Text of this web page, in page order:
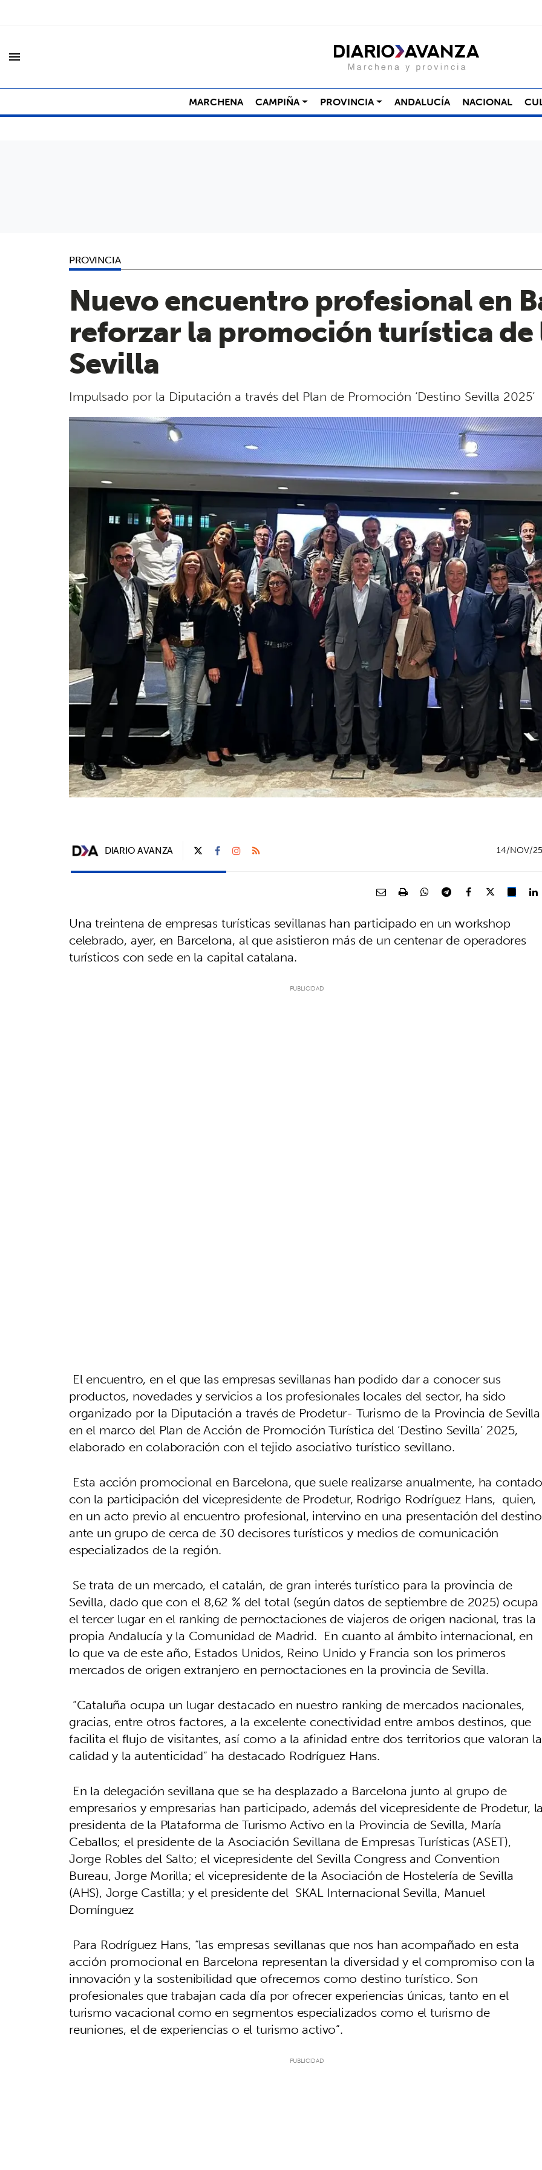
menu
MARCHENA CAMPIÑA PROVINCIA ANDALUCÍA NACIONAL
PROVINCIA
Nuevo encuentro profesional en
reforzar la promoción turística
Sevilla
Impulsado por la Diputación a través del Plan de Promoción ‘Destino Sevilla 2025’
DIARIO AVANZA 14/NOV/25
Una treintena de empresas turísticas sevillanas han participado en un workshop
celebrado, ayer, en Barcelona, al que asistieron más de un centenar de operadores
turísticos con sede en la capital catalana.
El encuentro, en el que las empresas sevillanas han podido dar a conocer sus
productos, novedades y servicios a los profesionales locales del sector, ha sido
organizado por la Diputación a través de Prodetur- Turismo de la Provincia de Sevilla
en el marco del Plan de Acción de Promoción Turística del ‘Destino Sevilla’ 2025,
elaborado en colaboración con el tejido asociativo turístico sevillano.
Esta acción promocional en Barcelona, que suele realizarse anualmente, ha contado
con la participación del vicepresidente de Prodetur, Rodrigo Rodríguez Hans, quien,
en un acto previo al encuentro profesional, intervino en una presentación del destino
ante un grupo de cerca de 30 decisores turísticos y medios de comunicación
especializados de la región.
Se trata de un mercado, el catalán, de gran interés turístico para la provincia de
Sevilla, dado que con el 8,62 % del total (según datos de septiembre de 2025) ocupa
el tercer lugar en el ranking de pernoctaciones de viajeros de origen nacional, tras la
propia Andalucía y la Comunidad de Madrid. En cuanto al ámbito internacional, en
lo que va de este año, Estados Unidos, Reino Unido y Francia son los primeros
mercados de origen extranjero en pernoctaciones en la provincia de Sevilla.
“Cataluña ocupa un lugar destacado en nuestro ranking de mercados nacionales,
gracias, entre otros factores, a la excelente conectividad entre ambos destinos, que
facilita el flujo de visitantes, así como a la afinidad entre dos territorios que valoran la
calidad y la autenticidad” ha destacado Rodríguez Hans.
En la delegación sevillana que se ha desplazado a Barcelona junto al grupo de
empresarios y empresarias han participado, además del vicepresidente de Prodetur,
presidenta de la Plataforma de Turismo Activo en la Provincia de Sevilla, María
Ceballos; el presidente de la Asociación Sevillana de Empresas Turísticas (ASET),
Jorge Robles del Salto; el vicepresidente del Sevilla Congress and Convention
Bureau, Jorge Morilla; el vicepresidente de la Asociación de Hostelería de Sevilla
(AHS), Jorge Castilla; y el presidente del SKAL Internacional Sevilla, Manuel
Domínguez
Para Rodríguez Hans, “las empresas sevillanas que nos han acompañado en esta
acción promocional en Barcelona representan la diversidad y el compromiso con la
innovación y la sostenibilidad que ofrecemos como destino turístico. Son
profesionales que trabajan cada día por ofrecer experiencias únicas, tanto en el
turismo vacacional como en segmentos especializados como el turismo de
reuniones, el de experiencias o el turismo activo”.